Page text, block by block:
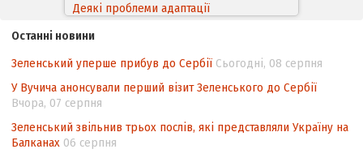
Деякі проблеми адаптації
походження товарів відповідно до
Угоди про торговельні аспекти прав
інтелектуальної власності (TRIPS) у
контексті євроінтеграції
Аналіз виборчого законодавства щодо
невизначеності механізму повторного
Останні новини
Зеленський уперше прибув до Сербії Сьогодні, 08 серпня
У Вучича анонсували перший візит Зеленського до Сербії
Вчора, 07 серпня
Зеленський звільнив трьох послів, які представляли Україну на
Балканах 06 серпня